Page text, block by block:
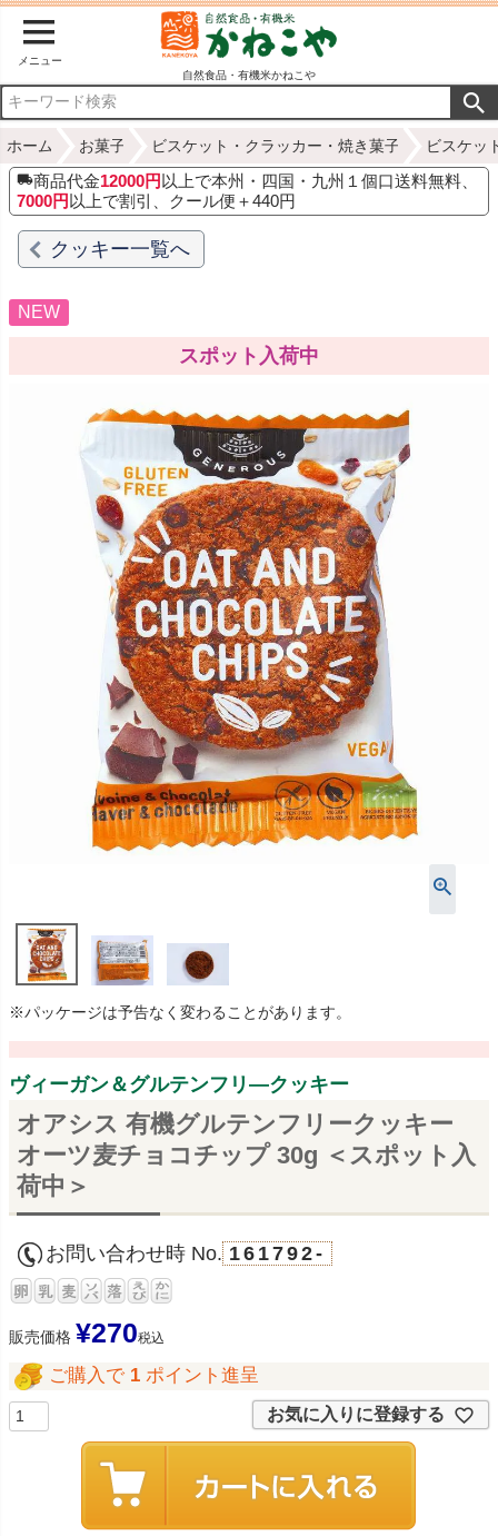
メニュー
自然食品・有機米かねこや
ホーム お菓子 ビスケット・クラッカー・焼き菓子 ビスケッ
商品代金12000円 以上で本州・四国・九州１個口送料無料、
7000円 以上で割引、クール便＋440円
クッキー一覧へ
NEW
スポット入荷中
※パッケージは予告なく変わることがあります。
ヴィーガン＆グルテンフリ―クッキー
オアシス 有機グルテンフリークッキー
オーツ麦チョコチップ 30g ＜スポット入
荷中＞
お問い合わせ時 No. 161792-
販売価格 ¥270税込
ご購入で 1 ポイント進呈
お気に入りに登録する